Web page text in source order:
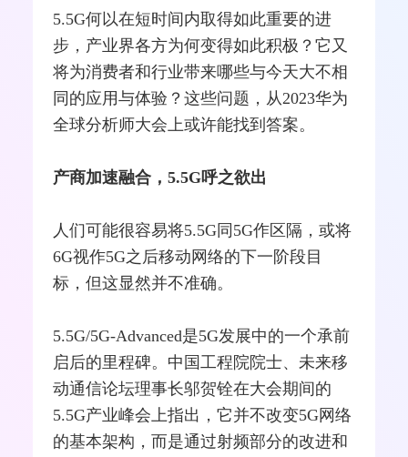
5.5G何以在短时间内取得如此重要的进
步，产业界各方为何变得如此积极？它又
将为消费者和行业带来哪些与今天大不相
同的应用与体验？这些问题，从2023华为
全球分析师大会上或许能找到答案。
产商加速融合 ，5.5G呼之欲出
人们可能很容易将5.5G同5G作区隔，或将
6G视作5G之后移动 网络的下一阶段目
标，但这显然并不准确。
5.5G/5G-Advanced是5G发展中的一个承前
启后的里程碑。中国工程院院士、未来移
动通信论坛理事长邬贺铨在大会期间的
5.5G产业峰会上指出，它并不改变5G网络
的基本架构，而是通过射频部分的改进和